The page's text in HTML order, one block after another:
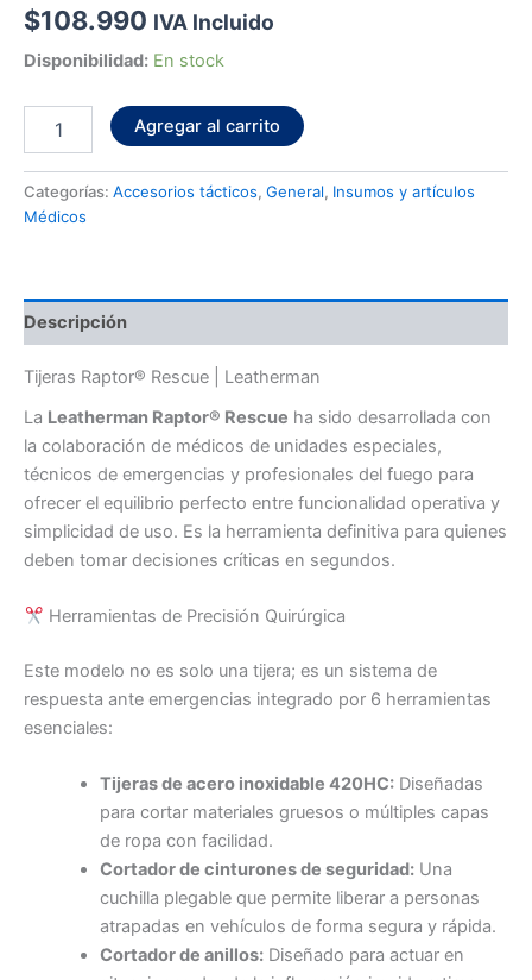
$108.990 IVA Incluido
Disponibilidad: En stock
Agregar al carrito
Categorías: Accesorios tácticos, General, Insumos y artículos
Médicos
Descripción
Tijeras Raptor® Rescue | Leatherman
La Leatherman Raptor® Rescue ha sido desarrollada con
la colaboración de médicos de unidades especiales,
técnicos de emergencias y profesionales del fuego para
ofrecer el equilibrio perfecto entre funcionalidad operativa y
simplicidad de uso. Es la herramienta definitiva para quienes
deben tomar decisiones críticas en segundos.
Herramientas de Precisión Quirúrgica
Este modelo no es solo una tijera; es un sistema de
respuesta ante emergencias integrado por 6 herramientas
esenciales:
Tijeras de acero inoxidable 420HC:Diseñadas
para cortar materiales gruesos o múltiples capas
de ropa con facilidad.
Cortador de cinturones de seguridad:Una
cuchilla plegable que permite liberar a personas
atrapadas en vehículos de forma segura y rápida.
Cortador de anillos:Diseñado para actuar en